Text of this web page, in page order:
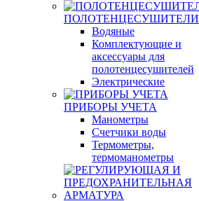
ПОЛОТЕНЦЕСУШИТЕЛИ
Водяные
Комплектующие и
аксессуары для
полотенцесушителей
Электрические
ПРИБОРЫ УЧЕТА
Манометры
Счетчики воды
Термометры,
термоманометры